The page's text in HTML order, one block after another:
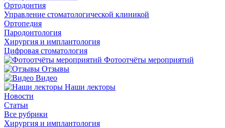
Ортодонтия
Управление стоматологической клиникой
Ортопедия
Пародонтология
Хирургия и имплантология
Цифровая стоматология
Фотоотчёты мероприятий
Отзывы
Видео
Наши лекторы
Новости
Статьи
Все рубрики
Хирургия и имплантология